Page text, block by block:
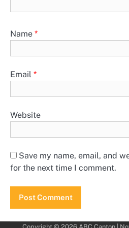
Name *
Email *
Website
Save my name, email, and
for the next time I comment.